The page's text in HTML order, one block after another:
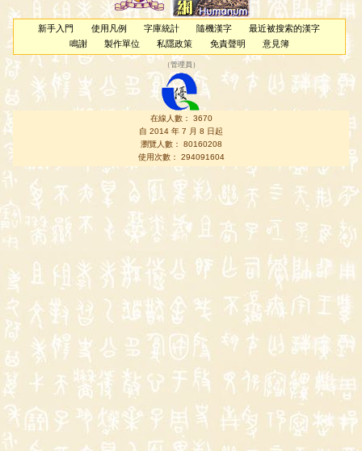
新手入門 使用凡例 字庫統計 隨機漢字
最近被搜索的漢字
鳴謝
製作單位 私隱政策 免責聲明 意見簿
（管理員 ）
在線人數： 3670
自 2014 年 7 月 8 日起
瀏覽人數： 80160208
使用次數： 294091604